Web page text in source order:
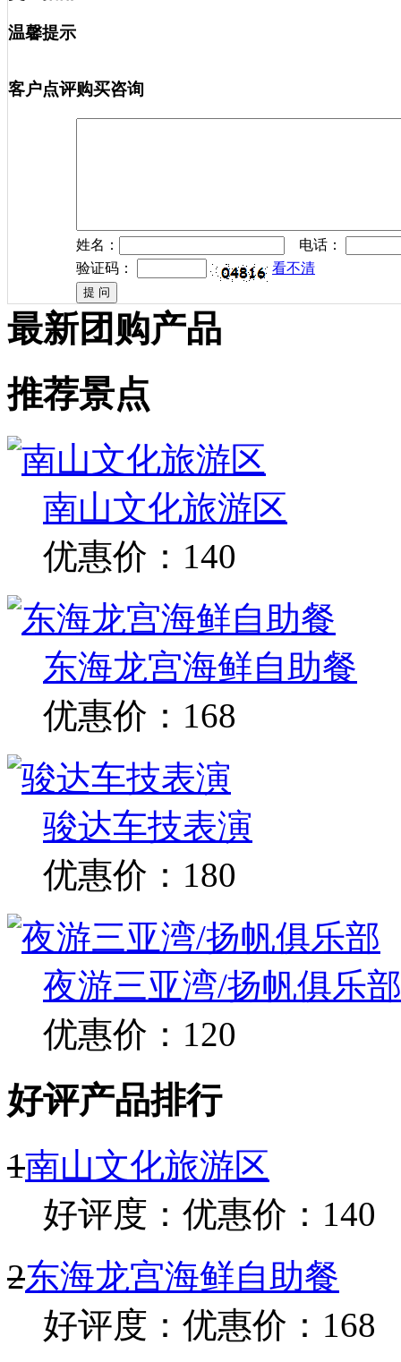
景区成人票1张+观光车票1张
客户点评购买咨询
验证码：
看不清
最新团购产品
推荐景点
南山文化旅游区
优惠价：140
东海龙宫海鲜自助餐
优惠价：168
骏达车技表演
优惠价：180
夜游三亚湾/扬帆俱乐部
优惠价：120